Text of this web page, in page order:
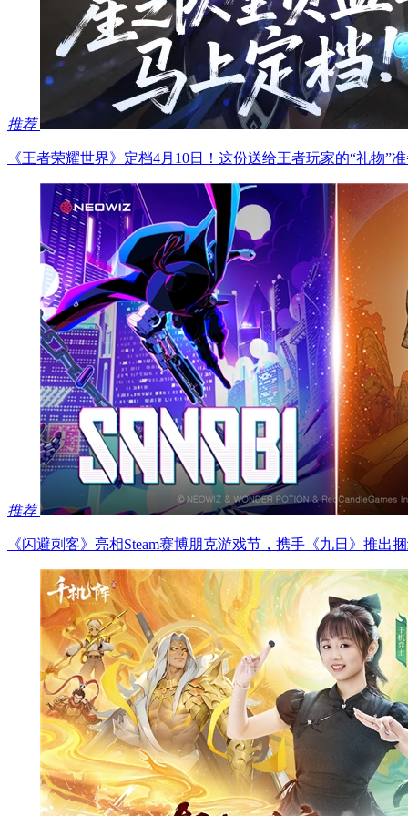
推荐
《王者荣耀世界》定档4月10日！这份送给王者玩家的“礼物”
推荐
《闪避刺客》亮相Steam赛博朋克游戏节，携手《九日》推出